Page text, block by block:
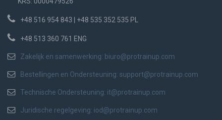
+48 516 954 843 | +48 535 352 535 PL
+48 513 360 761 ENG
Zakelijk en samenwerking: biuro@protrainup.com
Bestellingen en Ondersteuning: support@protrainup.com
Technische Ondersteuning: it@protrainup.com
Juridische regelgeving: iod@protrainup.com